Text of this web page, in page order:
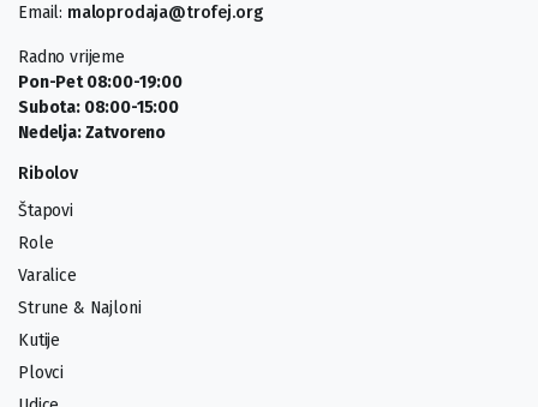
Email: maloprodaja@trofej.org
Radno vrijeme
Pon-Pet 08:00-19:00
Subota: 08:00-15:00
Nedelja: Zatvoreno
Ribolov
Štapovi
Role
Varalice
Strune & Najloni
Kutije
Plovci